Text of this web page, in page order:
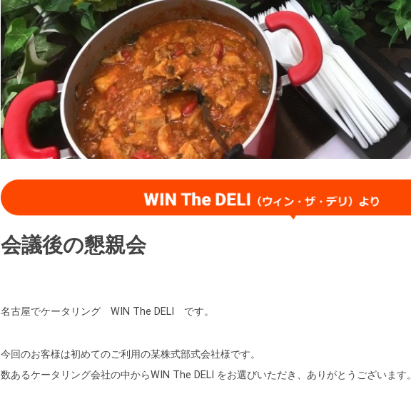
会議後の懇親会
名古屋でケータリング WIN The DELI です。
今回のお客様は初めてのご利用の某株式部式会社様です。
数あるケータリング会社の中からWIN The DELI をお選びいただき、ありがとうございます。